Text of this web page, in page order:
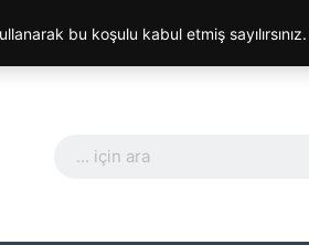
bu koşulu kabul etmiş sayılırsınız.